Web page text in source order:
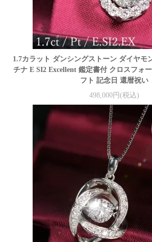
1.7カラット ダンシングストーン ダイヤモ
チナ E SI2 Excellent 鑑定書付 クロスフォ
フト 記念日 還暦祝い
498,000円(税込)